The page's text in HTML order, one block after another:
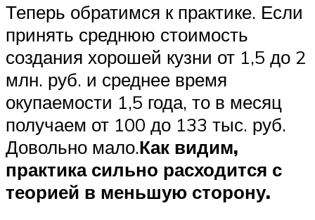
Теперь обратимся к практике. Если
принять среднюю стоимость
создания хорошей кузни от 1,5 до 2
млн. руб. и среднее время
окупаемости 1,5 года, то в месяц
получаем от 100 до 133 тыс. руб.
Довольно мало.Как видим,
практика сильно расходится с
теорией в меньшую сторону.